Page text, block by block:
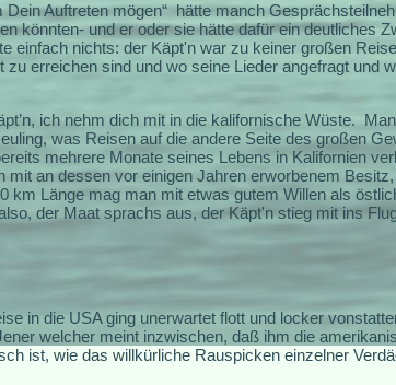
Auftreten mögen“ hätte manch
könnten- und er oder sie hätte dafür ein deutliches
einfach nichts: der Käpt'n war zu keiner großen
erreichen sind und wo seine Lieder angefragt und
ich nehm dich mit in die kalifornische Wüste.
was Reisen auf die andere Seite des großen
mehrere Monate seines Lebens in Kalifornien
an dessen vor einigen Jahren erworbenem
km Länge mag man mit etwas gutem Willen als
der Maat sprachs aus, der Käpt'n stieg mit ins
in die USA ging unerwartet flott und locker
welcher meint inzwischen, daß ihm die
ist, wie das willkürliche Rauspicken einzelner